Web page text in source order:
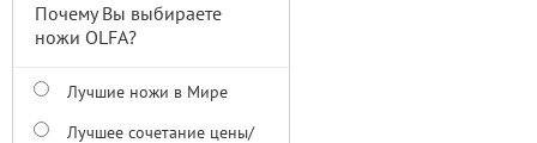
Почему Вы выбираете
ножи OLFA?
Лучшие ножи в Мире
Лучшее сочетание цены/